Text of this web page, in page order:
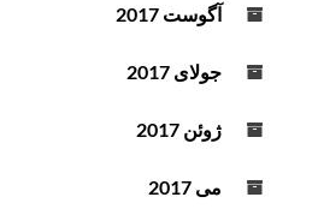
آگوست 2017
جولای 2017
ژوئن 2017
می 2017